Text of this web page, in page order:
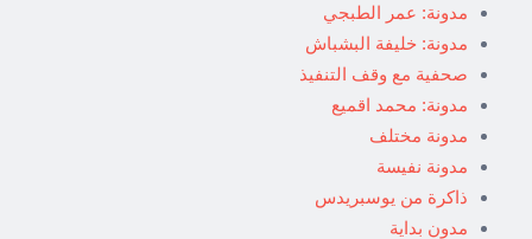
مدونة: عمر الطبجي
مدونة: خليفة البشباش
صحفية مع وقف التنفيذ
مدونة: محمد اقميع
مدونة مختلف
مدونة نفيسة
ذاكرة من يوسبريدس
مدون بداية